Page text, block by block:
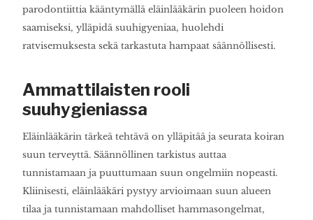
parodontiittia kääntymällä eläinlääkärin puoleen hoidon
saamiseksi, ylläpidä suuhigyeniaa, huolehdi
ratvisemuksesta sekä tarkastuta hampaat säännöllisesti.
Ammattilaisten rooli
suuhygieniassa
Eläinlääkärin tärkeä tehtävä on ylläpitää ja seurata koiran
suun terveyttä. Säännöllinen tarkistus auttaa
tunnistamaan ja puuttumaan suun ongelmiin nopeasti.
Kliinisesti, eläinlääkäri pystyy arvioimaan suun alueen
tilaa ja tunnistamaan mahdolliset hammasongelmat,